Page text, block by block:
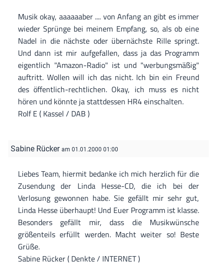
Musik okay, aaaaaaber .... von Anfang an gibt es immer
wieder Sprünge bei meinem Empfang, so, als ob eine
Nadel in die nächste oder übernächste Rille springt.
Und dann ist mir aufgefallen, dass ja das Programm
eigentlich "Amazon-Radio" ist und "werbungsmäßig"
auftritt. Wollen will ich das nicht. Ich bin ein Freund
des öffentlich-rechtlichen. Okay, ich muss es nicht
hören und könnte ja stattdessen HR4 einschalten.
Rolf E ( Kassel / DAB )
Sabine Rücker am 01.01.2000 01:00
Liebes Team, hiermit bedanke ich mich herzlich für die
Zusendung der Linda Hesse-CD, die ich bei der
Verlosung gewonnen habe. Sie gefällt mir sehr gut,
Linda Hesse überhaupt! Und Euer Programm ist klasse.
Besonders gefällt mir, dass die Musikwünsche
größenteils erfüllt werden. Macht weiter so! Beste
Grüße.
Sabine Rücker ( Denkte / INTERNET )